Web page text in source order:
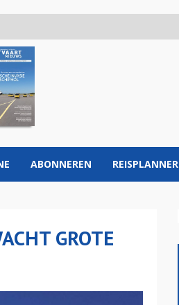
ABONNEREN REISPLANNER
GROTE